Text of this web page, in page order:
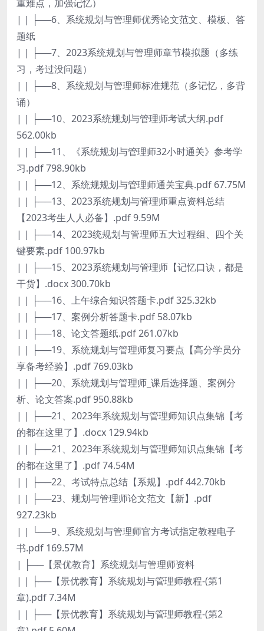
重难点，加强记忆）
| | ├──6、系统规划与管理师优秀论文范文、模板、答
题纸
| | ├──7、2023系统规划与管理师章节模拟题（多练
习，考过没问题）
| | ├──8、系统规划与管理师标准规范（多记忆，多背
诵）
| | ├──10、2023系统规划与管理师考试大纲.pdf
562.00kb
| | ├──11、《系统规划与管理师32小时通关》参考学
习.pdf 798.90kb
| | ├──12、系统规规划与管理师通关宝典.pdf 67.75M
| | ├──13、2023系统规划与管理师重点资料总结
【2023考生人人必备】.pdf 9.59M
| | ├──14、2023统规划与管理师五大过程组、四个关
键要素.pdf 100.97kb
| | ├──15、2023系统规划与管理师【记忆口诀，都是
干货】.docx 300.70kb
| | ├──16、上午综合知识答题卡.pdf 325.32kb
| | ├──17、案例分析答题卡.pdf 58.07kb
| | ├──18、论文答题纸.pdf 261.07kb
| | ├──19、系统规划与管理师复习要点【高分学员分
享备考经验】.pdf 769.03kb
| | ├──20、系统规划与管理师_课后选择题、案例分
析、论文答案.pdf 950.88kb
| | ├──21、2023年系统规划与管理师知识点集锦【考
的都在这里了】.docx 129.94kb
| | ├──21、2023年系统规划与管理师知识点集锦【考
的都在这里了】.pdf 74.54M
| | ├──22、考试特点总结【系规】.pdf 442.70kb
| | ├──23、规划与管理师论文范文【新】.pdf
927.23kb
| | └──9、系统规划与管理师官方考试指定教程电子
书.pdf 169.57M
| ├──【景优教育】系统规划与管理师资料
| | ├──【景优教育】系统规划与管理师教程-(第1
章).pdf 7.34M
| | ├──【景优教育】系统规划与管理师教程-(第2